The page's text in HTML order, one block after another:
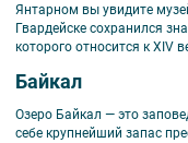
Янтарном вы увидите
Гвардейске сохранился
которого относится к XIV
Байкал
Озеро Байкал — это
себе крупнейший запас